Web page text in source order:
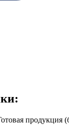
продукция